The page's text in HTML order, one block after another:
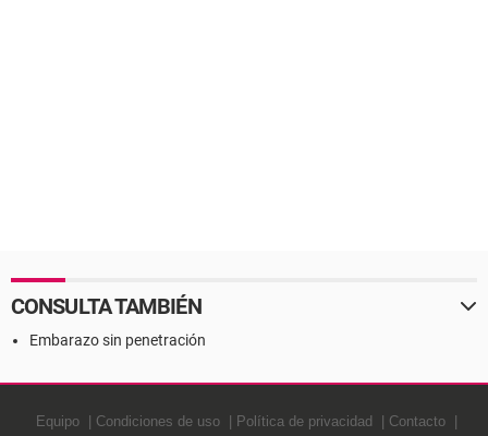
CONSULTA TAMBIÉN
Embarazo sin penetración
Equipo Condiciones de uso Política de privacidad Contacto